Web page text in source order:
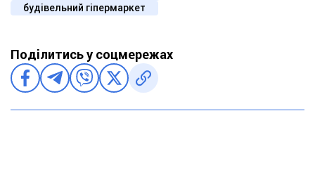
будівельний гіпермаркет
Поділитись у соцмережах